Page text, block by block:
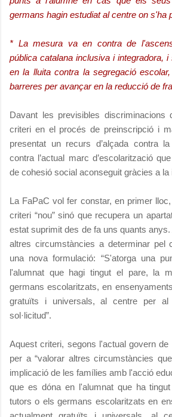
germans hagin estudiat al centre on s'ha
* La mesura va en contra de
pública catalana inclusiva i integradora,
en la lluita contra la segregació
barreres per avançar en la reducció de
Davant les previsibles discriminacions
criteri en el procés de preinscripció i
presentat un recurs d’alçada contra
contra l’actual marc d’escolarització
de cohesió social aconseguit gràcies a
La FaPaC vol fer constar, en primer
criteri “nou” sinó que recupera un
estat suprimit des de fa uns quants
altres circumstàncies a determinar pel
una nova formulació: “S'atorga una
l'alumnat que hagi tingut el pare, la
germans escolaritzats, en
gratuïts i universals, al centre per
sol·licitud”.
Aquest criteri, segons l'actual govern de
per a “valorar altres circumstàncies
implicació de les famílies amb l'acció
que es dóna en l'alumnat que ha
tutors o els germans escolaritzats en